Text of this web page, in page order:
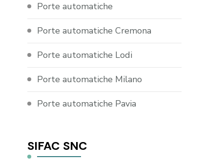
Porte automatiche
Porte automatiche Cremona
Porte automatiche Lodi
Porte automatiche Milano
Porte automatiche Pavia
SIFAC SNC